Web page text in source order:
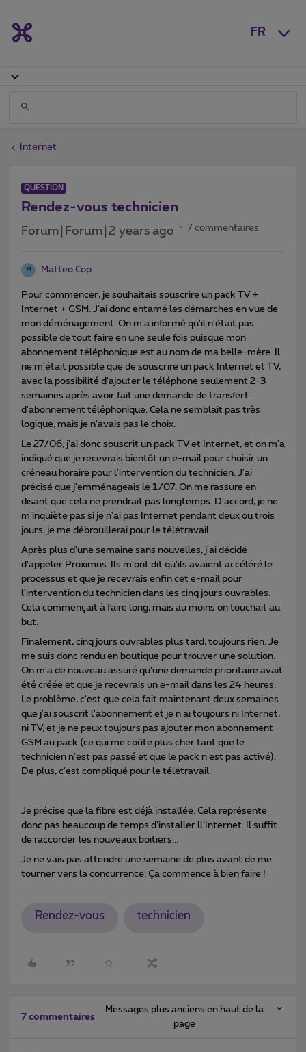
FR
Internet
QUESTION
Rendez-vous technicien
Forum|Forum|2 years ago 7 commentaires
M Matteo Cop
Pour commencer, je souhaitais souscrire un pack TV +
Internet + GSM. J'ai donc entamé les démarches en vue de
mon déménagement. On m'a informé qu'il n'était pas
possible de tout faire en une seule fois puisque mon
abonnement téléphonique est au nom de ma belle-mère. Il
ne m'était possible que de souscrire un pack Internet et TV,
avec la possibilité d'ajouter le téléphone seulement 2-3
semaines après avoir fait une demande de transfert
d'abonnement téléphonique. Cela ne semblait pas très
logique, mais je n'avais pas le choix.
Le 27/06, j'ai donc souscrit un pack TV et Internet, et on m'a
indiqué que je recevrais bientôt un e-mail pour choisir un
créneau horaire pour l'intervention du technicien. J'ai
précisé que j'emménageais le 1/07. On me rassure en
disant que cela ne prendrait pas longtemps. D'accord, je ne
m'inquiète pas si je n'ai pas Internet pendant deux ou trois
jours, je me débrouillerai pour le télétravail.
Après plus d'une semaine sans nouvelles, j'ai décidé
d'appeler Proximus. Ils m'ont dit qu'ils avaient accéléré le
processus et que je recevrais enfin cet e-mail pour
l'intervention du technicien dans les cinq jours ouvrables.
Cela commençait à faire long, mais au moins on touchait au
but.
Finalement, cinq jours ouvrables plus tard, toujours rien. Je
me suis donc rendu en boutique pour trouver une solution.
On m'a de nouveau assuré qu'une demande prioritaire avait
été créée et que je recevrais un e-mail dans les 24 heures.
Le problème, c'est que cela fait maintenant deux semaines
que j'ai souscrit l'abonnement et je n'ai toujours ni Internet,
ni TV, et je ne peux toujours pas ajouter mon abonnement
GSM au pack (ce qui me coûte plus cher tant que le
technicien n'est pas passé et que le pack n'est pas activé).
De plus, c'est compliqué pour le télétravail.
Je précise que la fibre est déjà installée. Cela représente
donc pas beaucoup de temps d’installer ll’Internet. Il suffit
de raccorder les nouveaux boitiers...
Je ne vais pas attendre une semaine de plus avant de me
tourner vers la concurrence. Ça commence à bien faire !
Rendez-vous technicien
7 commentaires
Messages plus anciens en haut de la
page